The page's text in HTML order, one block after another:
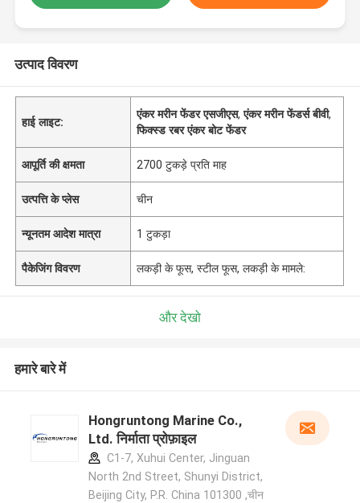
उत्पाद विवरण
हाई लाइट:
एंकर मरीन फेंडर एसजीएस,एंकर मरीन फेंडर्स बीवी,
फिक्स्ड रबर एंकर बोट फेंडर
आपूर्ति की क्षमता 2700 टुकड़े प्रति माह
उत्पत्ति के प्लेस चीन
न्यूनतम आदेश मात्रा 1 टुकड़ा
पैकेजिंग विवरण लकड़ी के फूस, स्टील फूस, लकड़ी के मामले:
और देखो
हमारे बारे में
Hongruntong Marine Co.,
Ltd. निर्माता प्रोफ़ाइल
C1-7, Xuhui Center, Jinguan
North 2nd Street, Shunyi District,
Beijing City, P.R. China 101300 ,चीन